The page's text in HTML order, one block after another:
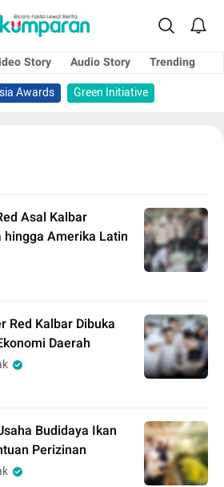
Story Audio Story
Trending
Awards
Green Initiative
Asal Kalbar
hingga Amerika Latin
Red Kalbar Dibuka
Daerah
Budidaya Ikan
Perizinan